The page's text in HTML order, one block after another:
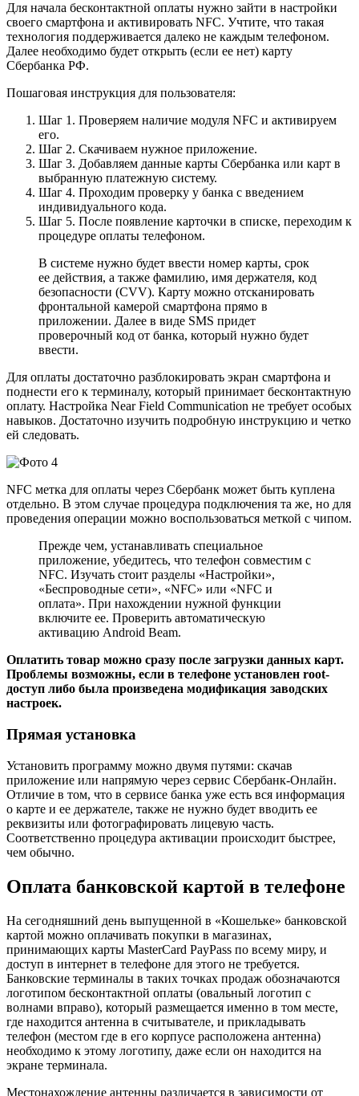
Для начала бесконтактной оплаты нужно зайти в настройки
своего смартфона и активировать NFC. Учтите, что такая
технология поддерживается далеко не каждым телефоном.
Далее необходимо будет открыть (если ее нет) карту
Сбербанка РФ.
Пошаговая инструкция для пользователя:
Шаг 1. Проверяем наличие модуля NFC и активируем
его.
Шаг 2. Скачиваем нужное приложение.
Шаг 3. Добавляем данные карты Сбербанка или карт в
выбранную платежную систему.
Шаг 4. Проходим проверку у банка с введением
индивидуального кода.
Шаг 5. После появление карточки в списке, переходим к
процедуре оплаты телефоном.
В системе нужно будет ввести номер карты, срок
ее действия, а также фамилию, имя держателя, код
безопасности (CVV). Карту можно отсканировать
фронтальной камерой смартфона прямо в
приложении. Далее в виде SMS придет
проверочный код от банка, который нужно будет
ввести.
Для оплаты достаточно разблокировать экран смартфона и
поднести его к терминалу, который принимает бесконтактную
оплату. Настройка Near Field Communication не требует особых
навыков. Достаточно изучить подробную инструкцию и четко
ей следовать.
NFC метка для оплаты через Cбербанк может быть куплена
отдельно. В этом случае процедура подключения та же, но для
проведения операции можно воспользоваться меткой с чипом.
Прежде чем, устанавливать специальное
приложение, убедитесь, что телефон совместим с
NFC. Изучать стоит разделы «Настройки»,
«Беспроводные сети», «NFC» или «NFC и
оплата». При нахождении нужной функции
включите ее. Проверить автоматическую
активацию Android Beam.
Оплатить товар можно сразу после загрузки данных карт.
Проблемы возможны, если в телефоне установлен root-
доступ либо была произведена модификация заводских
настроек.
Прямая установка
Установить программу можно двумя путями: скачав
приложение или напрямую через сервис Сбербанк-Онлайн.
Отличие в том, что в сервисе банка уже есть вся информация
о карте и ее держателе, также не нужно будет вводить ее
реквизиты или фотографировать лицевую часть.
Соответственно процедура активации происходит быстрее,
чем обычно.
Оплата банковской картой в телефоне
На сегодняшний день выпущенной в «Кошельке» банковской
картой можно оплачивать покупки в магазинах,
принимающих карты MasterCard PayPass по всему миру, и
доступ в интернет в телефоне для этого не требуется.
Банковские терминалы в таких точках продаж обозначаются
логотипом бесконтактной оплаты (овальный логотип с
волнами вправо), который размещается именно в том месте,
где находится антенна в считывателе, и прикладывать
телефон (местом где в его корпусе расположена антенна)
необходимо к этому логотипу, даже если он находится на
экране терминала.
Местонахождение антенны различается в зависимости от